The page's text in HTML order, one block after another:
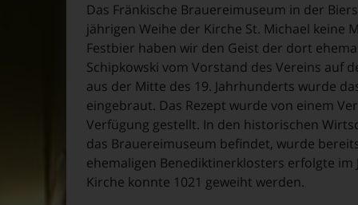
Das Fränkische Brauereimuseum in der
jährigen Weihe der Kirche St. Michael keine
Festbier haben wir den Geist der dort
Schipkowski vom Vorstand des Vereins auf
aus der Mitte des 19. Jahrhunderts wurde
eingebraut. Das Rezept wurde von einem
Verfügung gestellt. In den historischen
das Brauereimuseum befindet, wurde
ehemaligen Benediktinerklosters erfolgte
Kirche konnte 1021 geweiht werden.